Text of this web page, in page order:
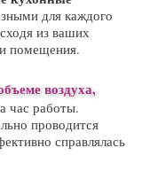
для каждого
из ваших
помещения.
воздуха,
час работы.
проводится
справлялась